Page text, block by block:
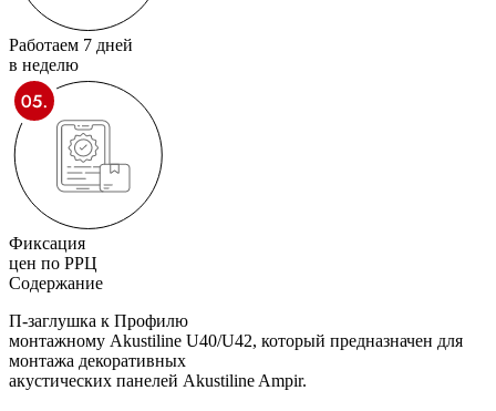
Работаем 7 дней
в неделю
Фиксация
цен по РРЦ
Содержание
П-заглушка к Профилю
монтажному Akustiline U40/U42, который предназначен для
монтажа декоративных
акустических панелей Akustiline Ampir.